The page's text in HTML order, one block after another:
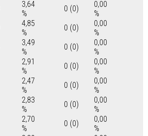
3,64
%
0 (0)
0,00
%
4,85
%
0 (0)
0,00
%
3,49
%
0 (0)
0,00
%
2,91
%
0 (0)
0,00
%
2,47
%
0 (0)
0,00
%
2,83
%
0 (0)
0,00
%
2,70
%
0 (0)
0,00
%